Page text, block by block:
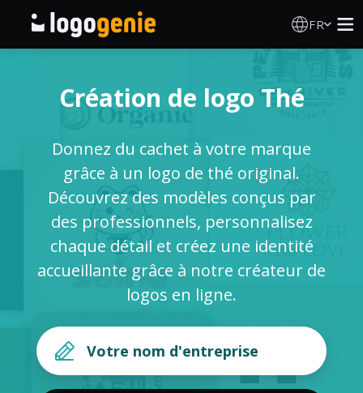
FR
Générateur de logo IA
Idées de logos
Produits imprimés
À propos
SE CONNECTER
Création de logo Thé
Donnez du cachet à votre marque
grâce à un logo de thé original.
Découvrez des modèles conçus par
des professionnels, personnalisez
chaque détail et créez une identité
accueillante grâce à notre créateur de
logos en ligne.